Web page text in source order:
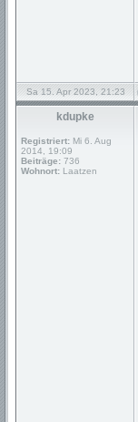
Sa 15. Apr 2023, 21:23
kdupke
Registriert: Mi 6. Aug
2014, 19:09
Beiträge: 736
Wohnort: Laatzen